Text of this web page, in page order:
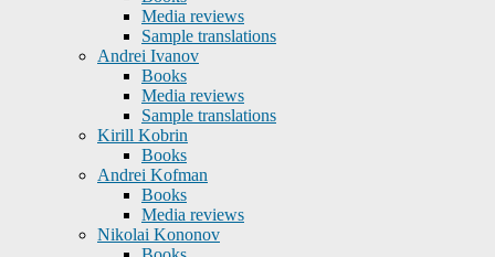
Media reviews
Sample translations
Andrei Ivanov
Books
Media reviews
Sample translations
Kirill Kobrin
Books
Andrei Kofman
Books
Media reviews
Nikolai Kononov